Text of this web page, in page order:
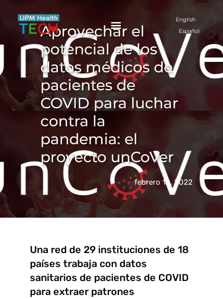
contenido
English
Español
Aprovechar el
potencial de los
datos médicos de
pacientes de
COVID para luchar
contra la
pandemia: el
proyecto unCoVer
febrero 18, 2022
Una red de 29 instituciones de 18
países trabaja con datos
sanitarios de pacientes de COVID
para extraer patrones